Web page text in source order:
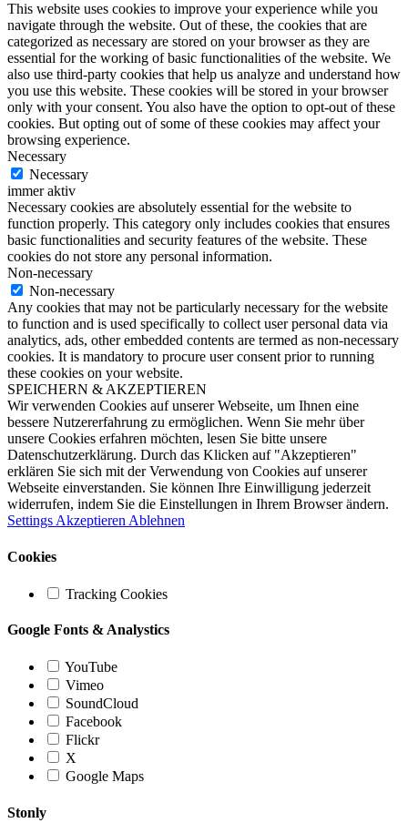
This website uses cookies to improve your experience while you
navigate through the website. Out of these, the cookies that are
categorized as necessary are stored on your browser as they are
essential for the working of basic functionalities of the website. We
also use third-party cookies that help us analyze and understand how
you use this website. These cookies will be stored in your browser
only with your consent. You also have the option to opt-out of these
cookies. But opting out of some of these cookies may affect your
browsing experience.
Necessary
Necessary
immer aktiv
Necessary cookies are absolutely essential for the website to
function properly. This category only includes cookies that ensures
basic functionalities and security features of the website. These
cookies do not store any personal information.
Non-necessary
Non-necessary
Any cookies that may not be particularly necessary for the website
to function and is used specifically to collect user personal data via
analytics, ads, other embedded contents are termed as non-necessary
cookies. It is mandatory to procure user consent prior to running
these cookies on your website.
SPEICHERN & AKZEPTIEREN
Wir verwenden Cookies auf unserer Webseite, um Ihnen eine
bessere Nutzererfahrung zu ermöglichen. Wenn Sie mehr über
unsere Cookies erfahren möchten, lesen Sie bitte unsere
Datenschutzerklärung. Durch das Klicken auf "Akzeptieren"
erklären Sie sich mit der Verwendung von Cookies auf unserer
Webseite einverstanden. Sie können Ihre Einwilligung jederzeit
widerrufen, indem Sie die Einstellungen in Ihrem Browser ändern.
Settings Akzeptieren Ablehnen
Cookies
Tracking Cookies
Google Fonts & Analystics
YouTube
Vimeo
SoundCloud
Facebook
Flickr
X
Google Maps
Stonly